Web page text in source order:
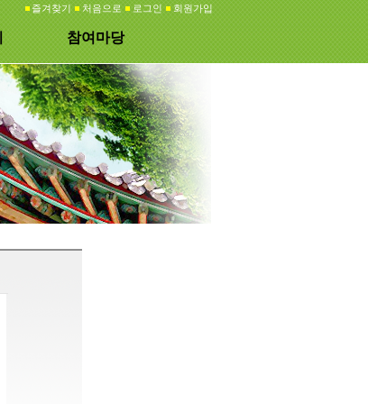
즐겨찾기 처음으로 로그인 회원가입
참여마당